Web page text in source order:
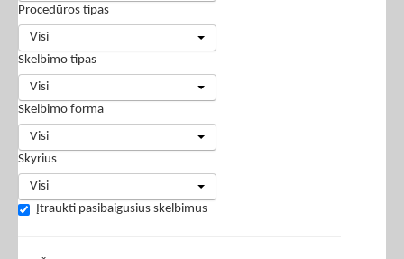
Procedūros tipas
Visi
Skelbimo tipas
Visi
Skelbimo forma
Visi
Skyrius
Visi
Įtraukti pasibaigusius skelbimus